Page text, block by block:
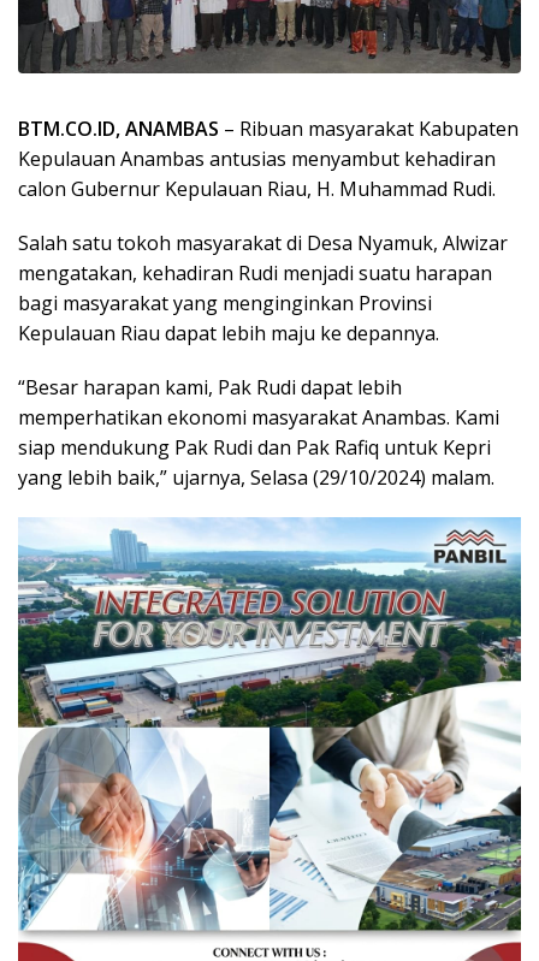
BTM.CO.ID, ANAMBAS – Ribuan masyarakat Kabupaten
Kepulauan Anambas antusias menyambut kehadiran
calon Gubernur Kepulauan Riau, H. Muhammad Rudi.
Salah satu tokoh masyarakat di Desa Nyamuk, Alwizar
mengatakan, kehadiran Rudi menjadi suatu harapan
bagi masyarakat yang menginginkan Provinsi
Kepulauan Riau dapat lebih maju ke depannya.
“Besar harapan kami, Pak Rudi dapat lebih
memperhatikan ekonomi masyarakat Anambas. Kami
siap mendukung Pak Rudi dan Pak Rafiq untuk Kepri
yang lebih baik,” ujarnya, Selasa (29/10/2024) malam.